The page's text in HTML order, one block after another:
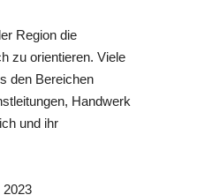
Region die
zu orientieren. Viele
den Bereichen
Handwerk
und ihr
2023